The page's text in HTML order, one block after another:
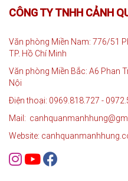
CÔNG TY TNHH CẢNH
Văn phòng Miền Nam: 776/51
TP. Hồ Chí Minh
Văn phòng Miền Bắc: A6 Phan
Nội
Điện thoại: 0969.818.727 -
Mail:
Website: